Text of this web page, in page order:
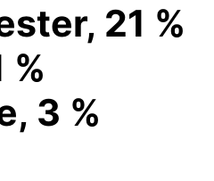
21 %
%
3 %